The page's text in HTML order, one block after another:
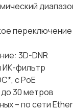
3D-DNR
ИК-фильтр
с PoE
30 метров
– по сети